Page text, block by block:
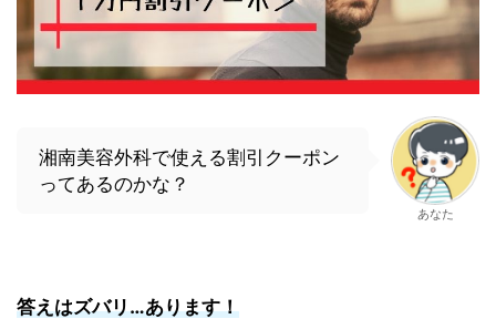
湘南美容外科で使える割引クーポン
ってあるのかな？
あなた
答えはズバリ…あります！